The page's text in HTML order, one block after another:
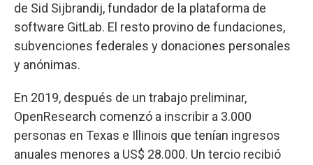
de Sid Sijbrandij, fundador de la plataforma de
software GitLab. El resto provino de fundaciones,
subvenciones federales y donaciones personales
y anónimas.
En 2019, después de un trabajo preliminar,
OpenResearch comenzó a inscribir a 3.000
personas en Texas e Illinois que tenían ingresos
anuales menores a US$ 28.000. Un tercio recibió